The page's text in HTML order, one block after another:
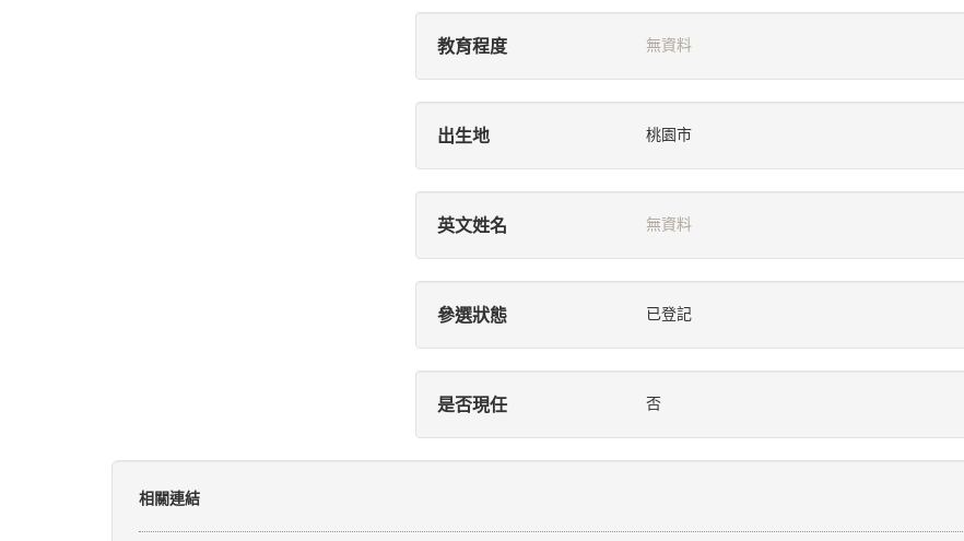
教育程度 無資料
出生地 桃園市
英文姓名 無資料
參選狀態 已登記
是否現任 否
相關連結